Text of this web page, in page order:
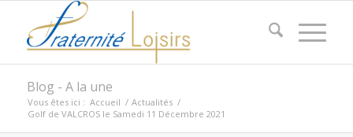
Blog - A la une
Vous êtes ici : Accueil / Actualités /
Golf de VALCROS le Samedi 11 Décembre 2021